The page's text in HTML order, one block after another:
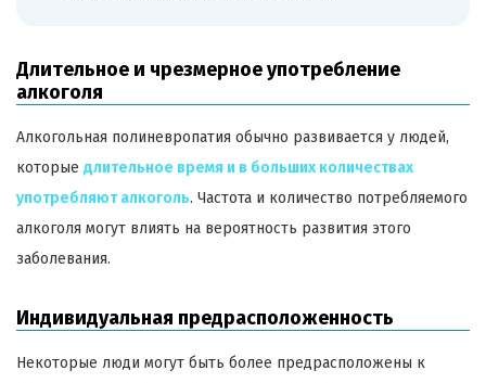
Длительное и чрезмерное употребление
алкоголя
Алкогольная полиневропатия обычно развивается у людей,
которые длительное время и в больших количествах
употребляют алкоголь. Частота и количество потребляемого
алкоголя могут влиять на вероятность развития этого
заболевания.
Индивидуальная предрасположенность
Некоторые люди могут быть более предрасположены к